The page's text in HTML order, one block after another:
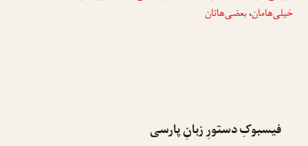
خیلی‌هامان،بعضی‌هاتان
فیسبوکِ دستورِ زبانِ پارسی